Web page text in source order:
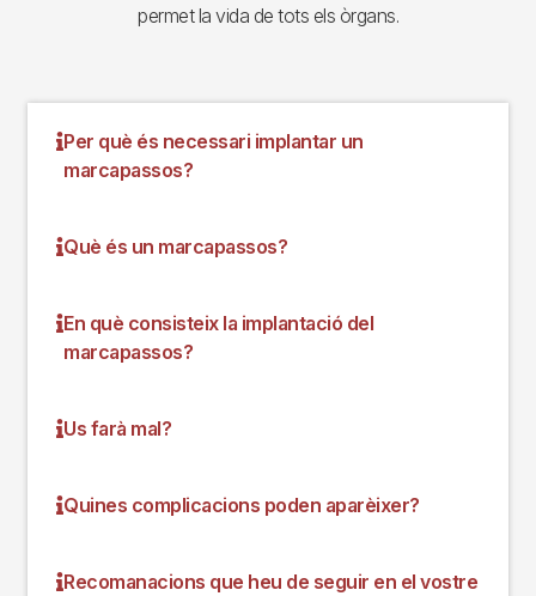
permet la vida de tots els òrgans.
Per què és necessari implantar un
marcapassos?
Què és un marcapassos?
En què consisteix la implantació del
marcapassos?
Us farà mal?
Quines complicacions poden aparèixer?
Recomanacions que heu de seguir en el vostre